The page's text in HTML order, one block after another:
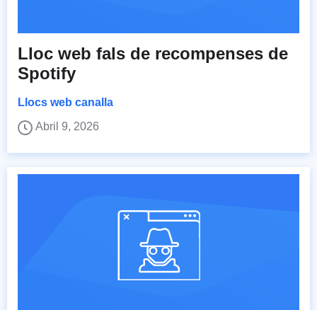
Lloc web fals de recompenses de
Spotify
Llocs web canalla
Abril 9, 2026